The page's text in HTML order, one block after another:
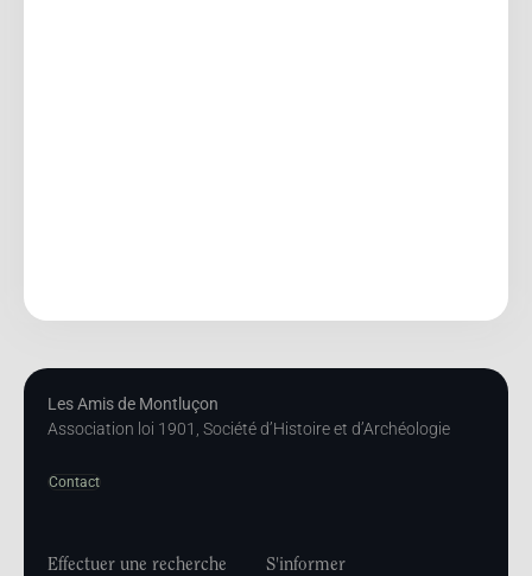
Les Amis de Montluçon
Association loi 1901, Société d’Histoire et d’Archéologie
Contact
Effectuer une recherche S'informer